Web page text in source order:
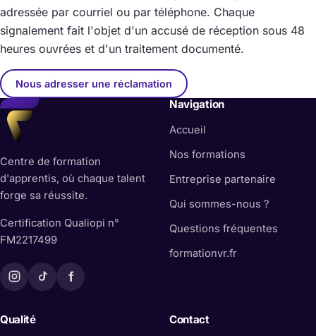
adressée par courriel ou par téléphone. Chaque
signalement fait l'objet d'un accusé de réception sous 48
heures ouvrées et d'un traitement documenté.
Nous adresser une réclamation
Centre de formation
d'apprentis, où chaque talent
forge sa réussite.
Certification Qualiopi n°
FM2217499
Navigation
Accueil
Nos formations
Entreprise partenaire
Qui sommes-nous ?
Questions fréquentes
formationvr.fr(nouvelle
Qualité Contact